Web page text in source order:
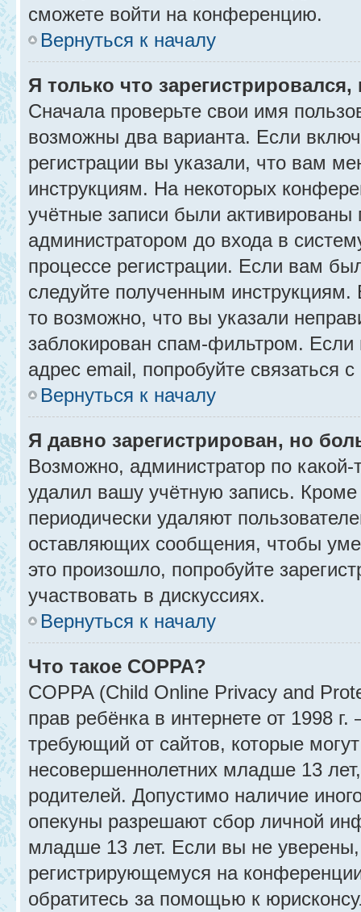
сможете войти на конференцию.
Вернуться к началу
Я только что
Сначала проверьте свои имя
возможны два варианта. Если
регистрации вы указали, что вам
инструкциям. На некоторых
учётные записи были активированы
администратором до входа в
процессе регистрации. Если вам
следуйте полученным
то возможно, что вы указали
заблокирован спам-фильтром.
адрес email, попробуйте связаться
Вернуться к началу
Я давно зарегистрирован, но
Возможно, администратор по
удалил вашу учётную запись.
периодически удаляют
оставляющих сообщения, чтобы
это произошло, попробуйте
участвовать в дискуссиях.
Вернуться к началу
Что такое COPPA?
COPPA (Child Online Privacy and
прав ребёнка в интернете от 1998
требующий от сайтов, которые
несовершеннолетних младше 13
родителей. Допустимо наличие
опекуны разрешают сбор личной
младше 13 лет. Если вы не
регистрирующемуся на
обратитесь за помощью к